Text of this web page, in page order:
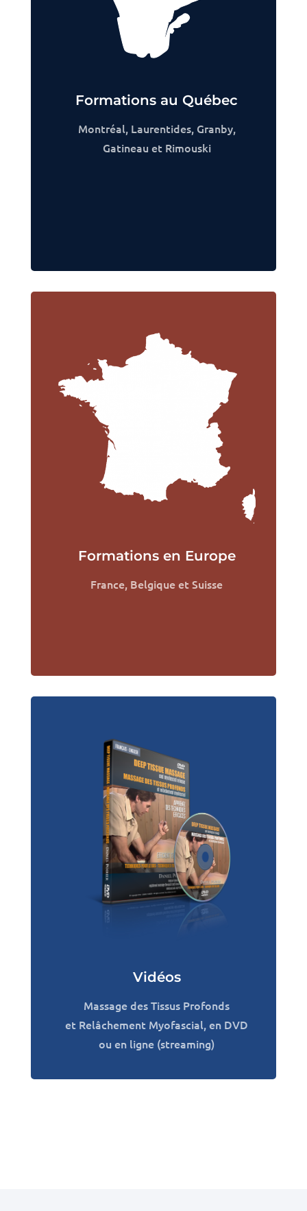
Formations au Québec
Montréal, Laurentides, Granby,
Gatineau et Rimouski
Formations en Europe
France, Belgique et Suisse
Vidéos
Massage des Tissus Profonds
et Relâchement Myofascial, en DVD
ou en ligne (streaming)